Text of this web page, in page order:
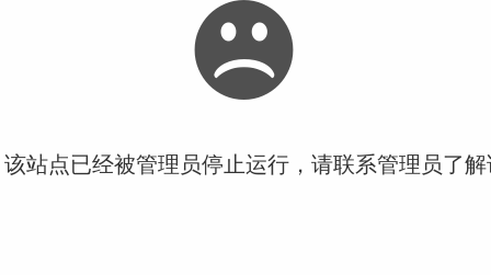
站点已经被管理员停止运行，请联系管理员了